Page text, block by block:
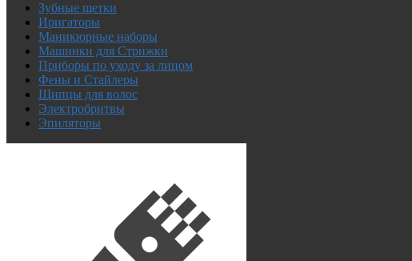
Зубные щетки
Иригаторы
Маникюрные наборы
Машинки для Стрижки
Приборы по уходу за лицом
Фены и Стайлеры
Щипцы для волос
Электробритвы
Эпиляторы